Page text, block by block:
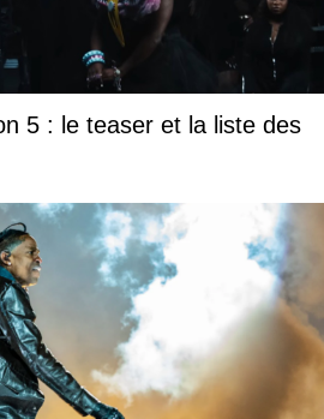
5 : le teaser et la liste des